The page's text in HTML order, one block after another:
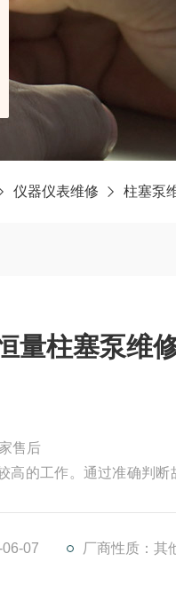
仪器仪表维修 柱塞泵
量柱塞泵维
售后
高的工作。通过准确判
调节变量活塞，增加斜
一定，泵的压力超过负
07 厂商性质：其